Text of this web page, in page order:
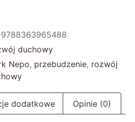
9788363965488
duchowy
Nepo, przebudzenie, rozwój
dodatkowe Opinie (0)